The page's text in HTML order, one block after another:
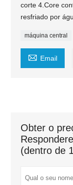
corte 4.Core
resfriado por
máquina central
 Email
Obter o
(dentro de